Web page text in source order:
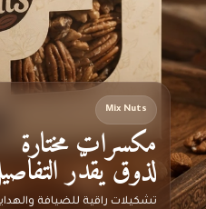
Mix Nuts
مكسرات مختارة
لذوق يقدّر
تشكيلات راقية للضيافة